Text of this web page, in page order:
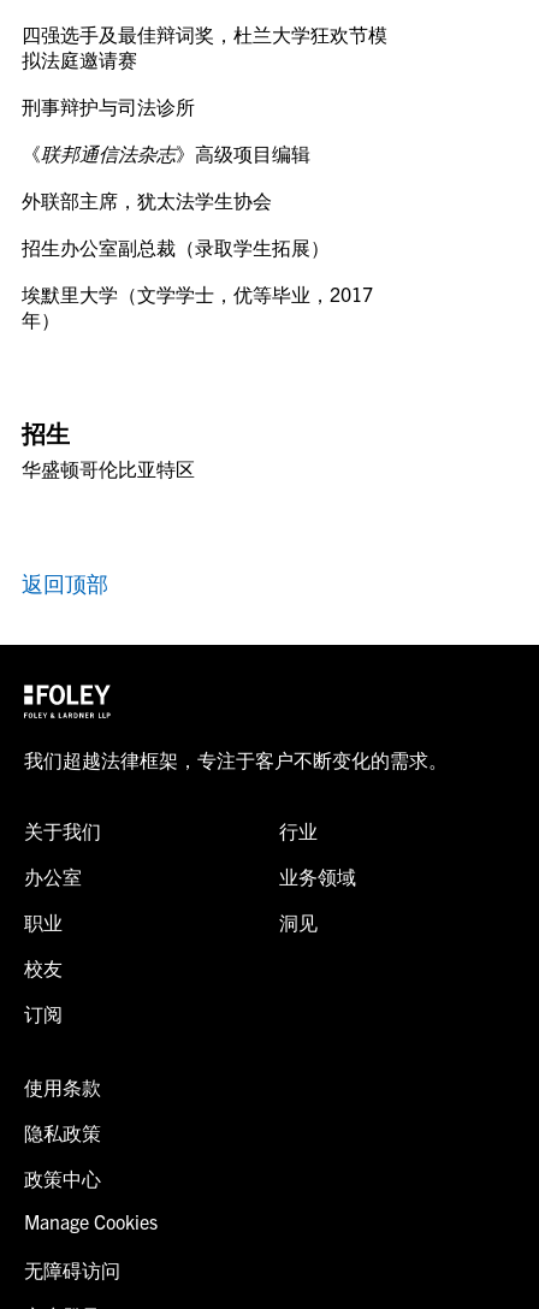
四强选手及最佳辩词奖，杜兰大学狂欢节模
拟法庭邀请赛
刑事辩护与司法诊所
《联邦通信法杂志》高级项目编辑
外联部主席，犹太法学生协会
招生办公室副总裁（录取学生拓展）
埃默里大学（文学学士，优等毕业，2017
年）
招生
华盛顿哥伦比亚特区
返回顶部
我们超越法律框架，专注于客户不断变化的需求。
关于我们
办公室
职业
校友
订阅
行业
业务领域
洞见
使用条款
隐私政策
政策中心
Manage Cookies
无障碍访问